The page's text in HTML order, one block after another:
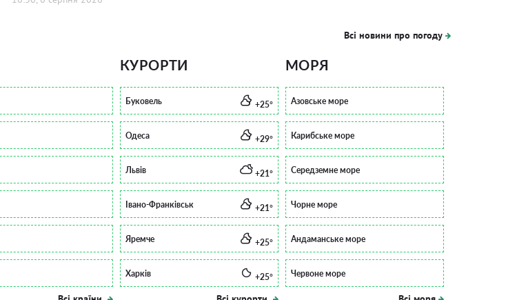
Всі новини про погоду
КУРОРТИ
Буковель +25°
Одеса +29°
Львів +21°
Івано-Франківськ +21°
Яремче +25°
Харків +25°
МОРЯ
Азовське море
Карибське море
Середземне море
Чорне море
Андаманське море
Червоне море